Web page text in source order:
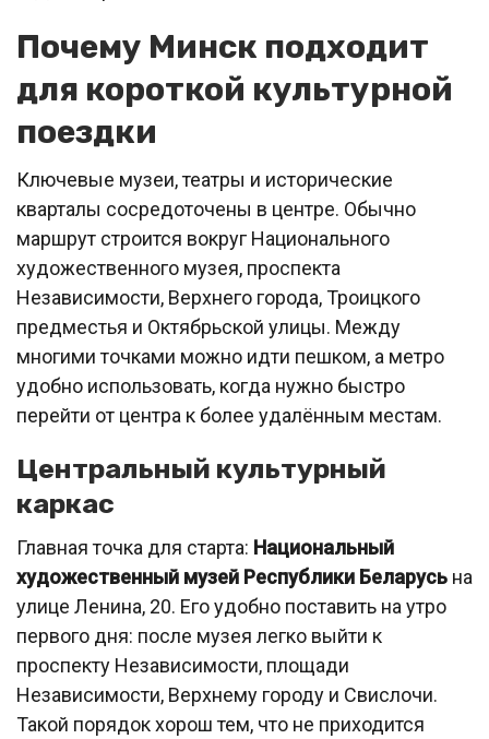
Почему Минск подходит
для короткой культурной
поездки
Ключевые музеи, театры и исторические
кварталы сосредоточены в центре. Обычно
маршрут строится вокруг Национального
художественного музея, проспекта
Независимости, Верхнего города, Троицкого
предместья и Октябрьской улицы. Между
многими точками можно идти пешком, а метро
удобно использовать, когда нужно быстро
перейти от центра к более удалённым местам.
Центральный культурный
каркас
Главная точка для старта: Национальный
художественный музей Республики Беларусь на
улице Ленина, 20. Его удобно поставить на утро
первого дня: после музея легко выйти к
проспекту Независимости, площади
Независимости, Верхнему городу и Свислочи.
Такой порядок хорош тем, что не приходится